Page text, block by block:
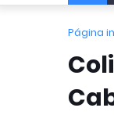
Página